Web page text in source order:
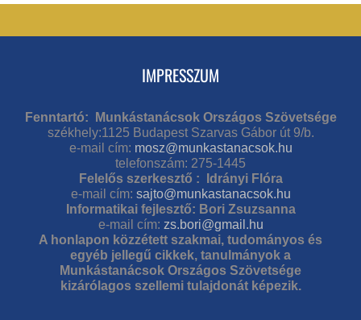
IMPRESSZUM
Fenntartó: Munkástanácsok Országos Szövetsége
székhely:1125 Budapest Szarvas Gábor út 9/b.
e-mail cím: mosz@munkastanacsok.hu
telefonszám: 275-1445
Felelős szerkesztő : Idrányi Flóra
e-mail cím: sajto@munkastanacsok.hu
Informatikai fejlesztő: Bori Zsuzsanna
e-mail cím: zs.bori@gmail.hu
A honlapon közzétett szakmai, tudományos és
egyéb jellegű cikkek, tanulmányok a
Munkástanácsok Országos Szövetsége
kizárólagos szellemi tulajdonát képezik.